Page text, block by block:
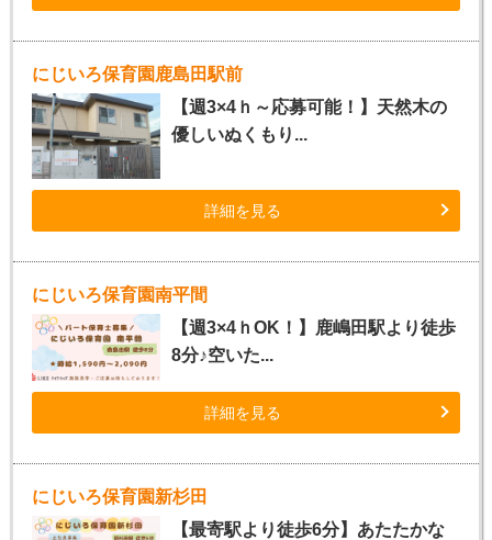
にじいろ保育園鹿島田駅前
【週3×4ｈ～応募可能！】天然木の
優しいぬくもり...
詳細を見る
にじいろ保育園南平間
【週3×4ｈOK！】鹿嶋田駅より徒歩
8分♪空いた...
詳細を見る
にじいろ保育園新杉田
【最寄駅より徒歩6分】あたたかな